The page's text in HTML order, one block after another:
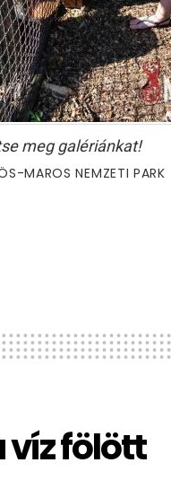
meg galériánkat!
MAROS NEMZETI PARK
víz fölött